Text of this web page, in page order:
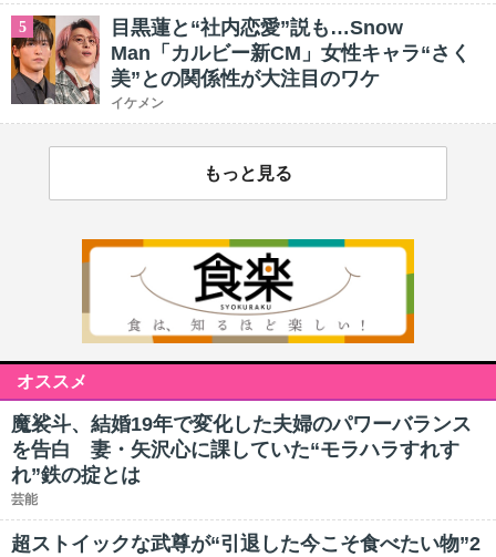
5
目黒蓮と“社内恋愛”説も…Snow
Man「カルビー新CM」女性キャラ“さく
美”との関係性が大注目のワケ
イケメン
もっと見る
オススメ
魔裟斗、結婚19年で変化した夫婦のパワーバランス
を告白 妻・矢沢心に課していた“モラハラすれす
れ”鉄の掟とは
芸能
超ストイックな武尊が“引退した今こそ食べたい物”2